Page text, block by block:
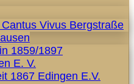
Vivus Bergstraße
1859/1897
E. V.
1867 Edingen E.V.